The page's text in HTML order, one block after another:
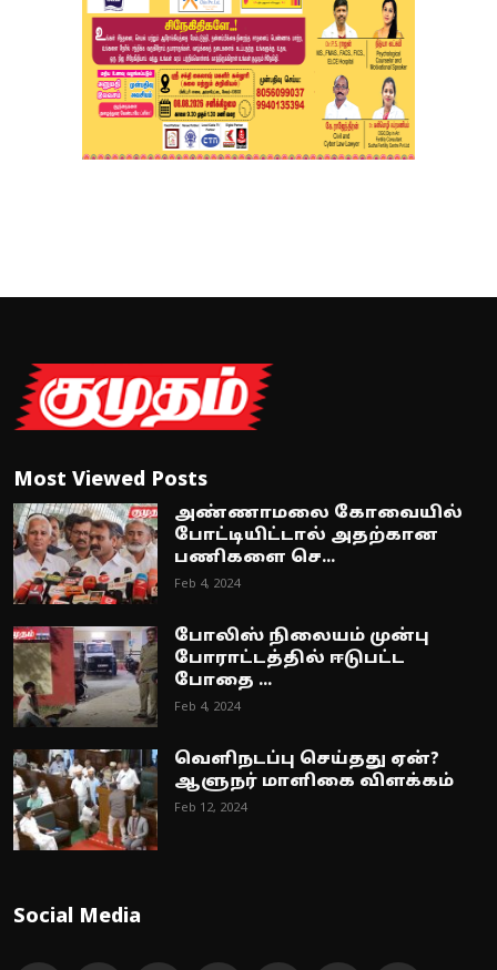
Most Viewed Posts
அண்ணாமலை கோவையில்
போட்டியிட்டால் அதற்கான
பணிகளை செ...
Feb 4, 2024
போலிஸ் நிலையம் முன்பு
போராட்டத்தில் ஈடுபட்ட
போதை ...
Feb 4, 2024
வெளிநடப்பு செய்தது ஏன்?
ஆளுநர் மாளிகை விளக்கம்
Feb 12, 2024
Social Media